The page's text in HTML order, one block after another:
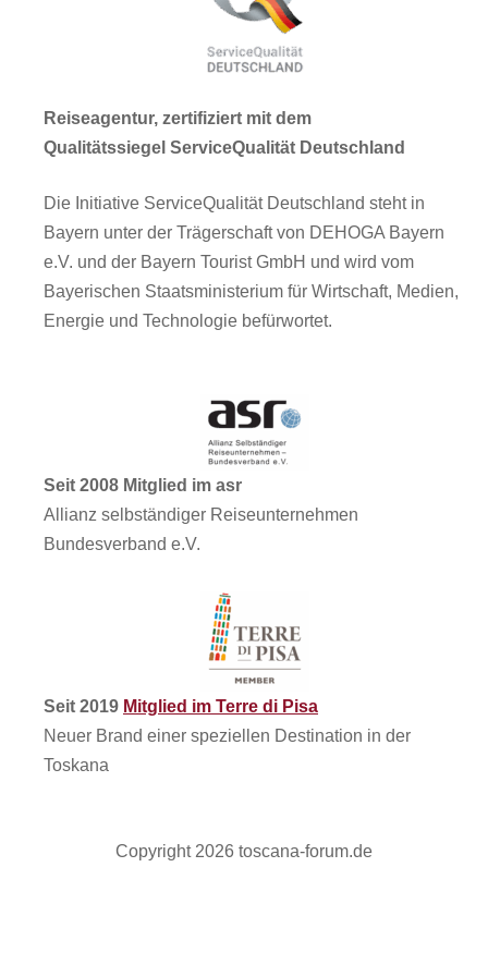
Reiseagentur, zertifiziert mit dem
Qualitätssiegel ServiceQualität Deutschland
Die Initiative ServiceQualität Deutschland steht in
Bayern unter der Trägerschaft von DEHOGA Bayern
e.V. und der Bayern Tourist GmbH und wird vom
Bayerischen Staatsministerium für Wirtschaft, Medien,
Energie und Technologie befürwortet.
Seit 2008 Mitglied im asr
Allianz selbständiger Reiseunternehmen
Bundesverband e.V.
Seit 2019 Mitglied im Terre di Pisa
Neuer Brand einer speziellen Destination in der
Toskana
Copyright 2026 toscana-forum.de